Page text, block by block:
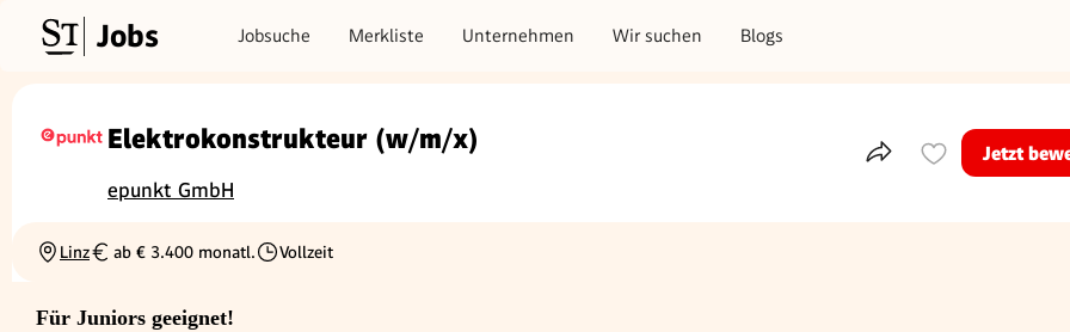
Jobs Jobsuche Merkliste Unternehmen Wir suchen Blogs
Elektrokonstrukteur (w/m/x)
epunkt GmbH
Teile dieses Inserat
Jetzt
Ortschaft
Linz
Gehalt
ab € 3.400 monatl.
Beschäftigungsart
Vollzeit
Für Juniors geeignet!